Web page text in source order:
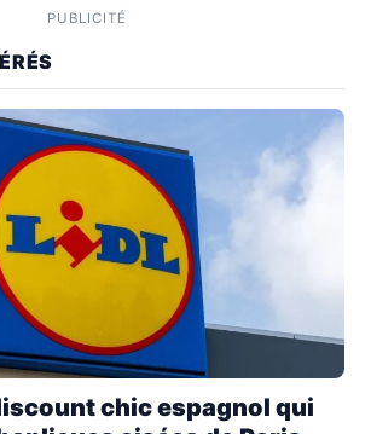
PUBLICITÉ
chic espagnol qui